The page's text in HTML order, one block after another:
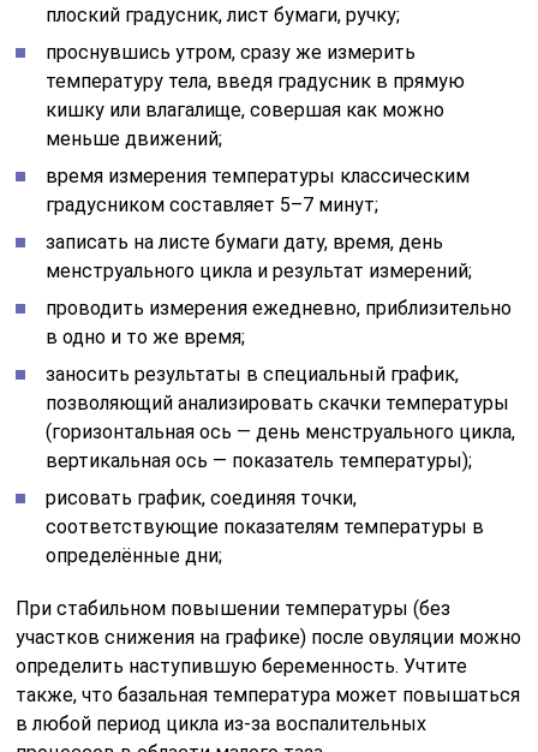
плоский градусник, лист бумаги, ручку;
проснувшись утром, сразу же измерить
температуру тела, введя градусник в прямую
кишку или влагалище, совершая как можно
меньше движений;
время измерения температуры классическим
градусником составляет 5–7 минут;
записать на листе бумаги дату, время, день
менструального цикла и результат измерений;
проводить измерения ежедневно, приблизительно
в одно и то же время;
заносить результаты в специальный график,
позволяющий анализировать скачки температуры
(горизонтальная ось — день менструального цикла,
вертикальная ось — показатель температуры);
рисовать график, соединяя точки,
соответствующие показателям температуры в
определённые дни;
При стабильном повышении температуры (без
участков снижения на графике) после овуляции можно
определить наступившую беременность. Учтите
также, что базальная температура может повышаться
в любой период цикла из-за воспалительных